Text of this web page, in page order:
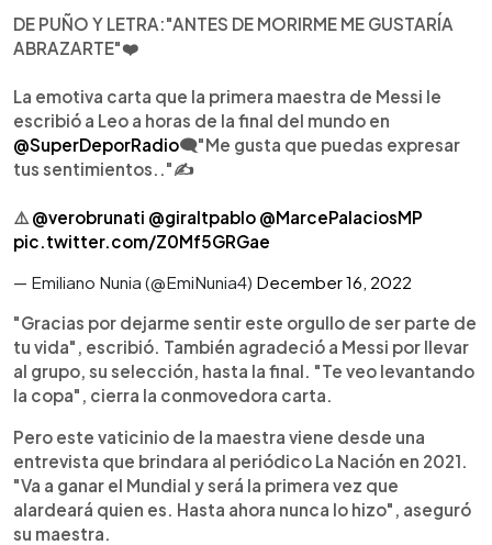
DE PUÑO Y LETRA:"ANTES DE MORIRME ME GUSTARÍA
ABRAZARTE"❤️
La emotiva carta que la primera maestra de Messi le
escribió a Leo a horas de la final del mundo en
@SuperDeporRadio🗨️"Me gusta que puedas expresar
tus sentimientos.."✍️
⚠️ @verobrunati @giraltpablo @MarcePalaciosMP
pic.twitter.com/Z0Mf5GRGae
— Emiliano Nunia (@EmiNunia4) December 16, 2022
"Gracias por dejarme sentir este orgullo de ser parte de
tu vida", escribió. También agradeció a Messi por llevar
al grupo, su selección, hasta la final. "Te veo levantando
la copa", cierra la conmovedora carta.
Pero este vaticinio de la maestra viene desde una
entrevista que brindara al periódico La Nación en 2021.
"Va a ganar el Mundial y será la primera vez que
alardeará quien es. Hasta ahora nunca lo hizo", aseguró
su maestra.